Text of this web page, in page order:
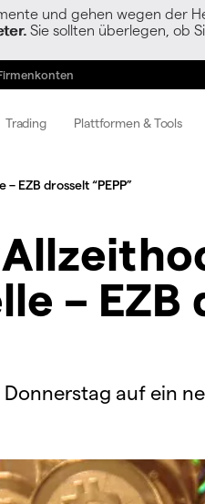
und gehen wegen der
Sie sollten überlegen, ob
Trading Plattformen & Tools
EZB drosselt “PEPP”
– EZB
Donnerstag auf ein